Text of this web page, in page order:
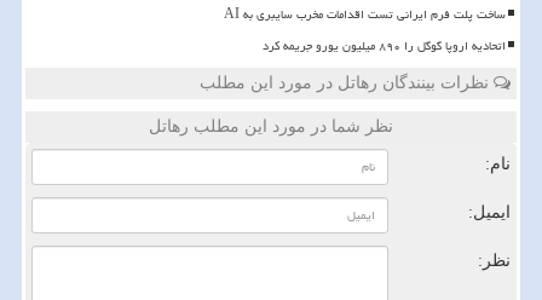
ساخت پلت فرم ایرانی تست اقدامات مخرب سایبری به AI
اتحادیه اروپا گوگل را ۸۹۰ میلیون یورو جریمه کرد
نظرات بینندگان رهاتل در مورد این مطلب
نظر شما در مورد این مطلب رهاتل
نام:
ایمیل:
نظر: